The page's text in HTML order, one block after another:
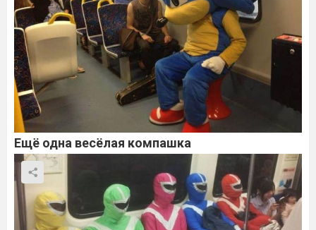
Ещё одна весёлая компашка